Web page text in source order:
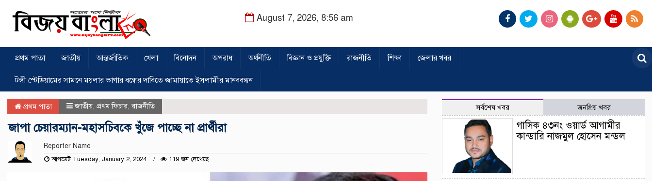
August 7, 2026, 8:56 am
প্রথম পাতা জাতীয় আন্তর্জাতিক খেলা বিনোদন অপরাধ অর্থনীতি বিজ্ঞান ও প্রযুক্তি রাজনীতি শিক্ষা জেলার খবর
টঙ্গী স্টেডিয়ামের সামনে ময়লার ভাগার বন্ধের দাবিতে জামায়াতে ইসলামীর মানববন্ধন
প্রথম পাতা জাতীয় প্রথম ফিচার রাজনীতি
জাপা চেয়ারম্যান-মহাসচিবকে খুঁজে পাচ্ছে না প্রার্থীরা
Reporter Name
আপডেট Tuesday, January 2, 2024 119 জন দেখেছে
সর্বশেষ খবর জনপ্রিয় খবর
গাসিক ৪৩নং ওয়ার্ড আগামীর
কান্ডারি নাজমুল হোসেন মন্ডল